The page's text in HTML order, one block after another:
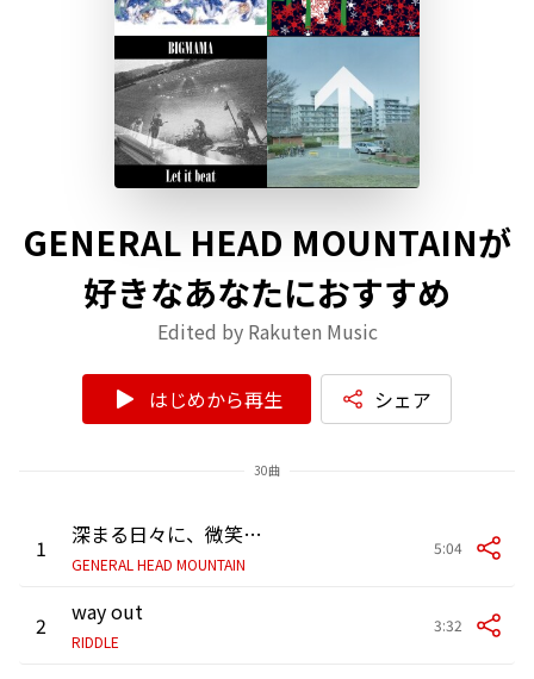
GENERAL HEAD MOUNTAINが
好きなあなたにおすすめ
Edited by Rakuten Music
はじめから再生 シェア
30曲
1 深まる日々に、微笑みを。
GENERAL HEAD MOUNTAIN
5:04
2 way out
RIDDLE
3:32